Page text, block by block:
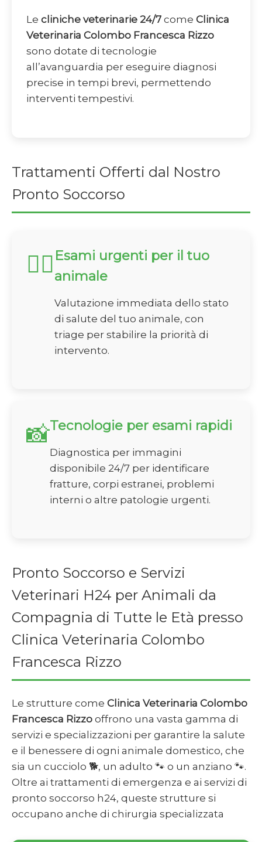
Le cliniche veterinarie 24/7 come Clinica
Veterinaria Colombo Francesca Rizzo
sono dotate di tecnologie
all’avanguardia per eseguire diagnosi
precise in tempi brevi, permettendo
interventi tempestivi.
Trattamenti Offerti dal Nostro
Pronto Soccorso
🏃‍♂️ Esami urgenti per il tuo
animale
Valutazione immediata dello stato
di salute del tuo animale, con
triage per stabilire la priorità di
intervento.
📸Tecnologie per esami rapidi
Diagnostica per immagini
disponibile 24/7 per identificare
fratture, corpi estranei, problemi
interni o altre patologie urgenti.
Pronto Soccorso e Servizi
Veterinari H24 per Animali da
Compagnia di Tutte le Età presso
Clinica Veterinaria Colombo
Francesca Rizzo
Le strutture come Clinica Veterinaria Colombo
Francesca Rizzo offrono una vasta gamma di
servizi e specializzazioni per garantire la salute
e il benessere di ogni animale domestico, che
sia un cucciolo 🐕, un adulto 🐾 o un anziano 🐾.
Oltre ai trattamenti di emergenza e ai servizi di
pronto soccorso h24, queste strutture si
occupano anche di chirurgia specializzata